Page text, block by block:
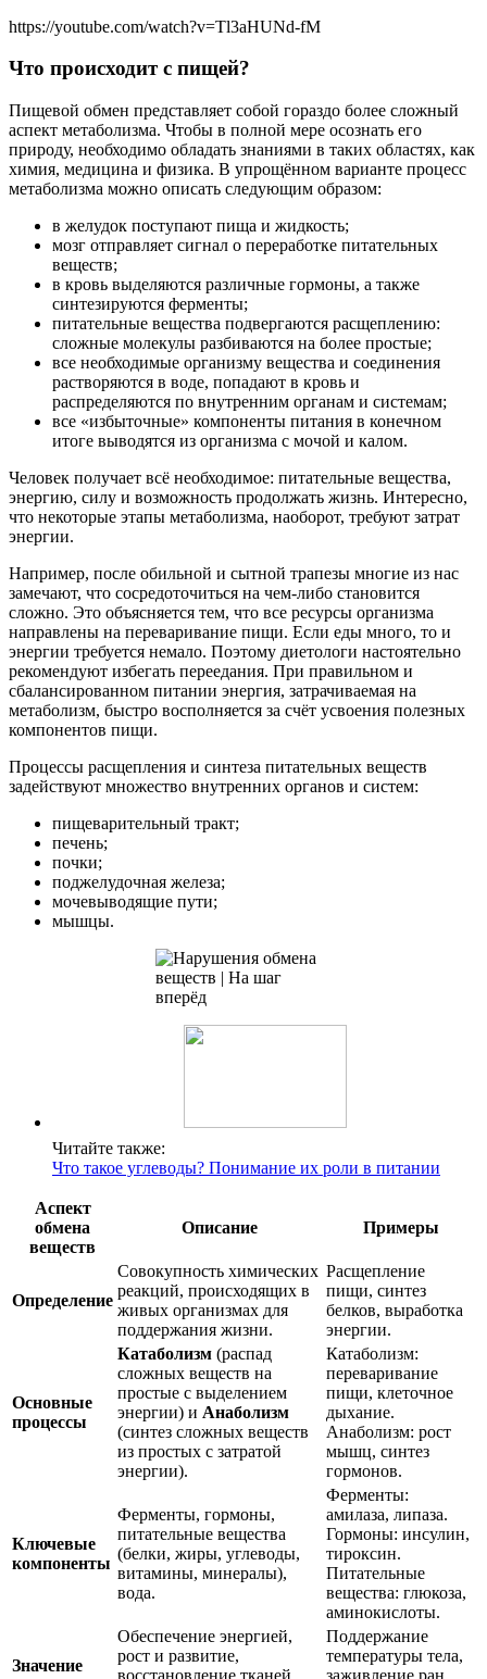
https://youtube.com/watch?v=Tl3aHUNd-fM
Что происходит с пищей?
Пищевой обмен представляет собой гораздо более сложный
аспект метаболизма. Чтобы в полной мере осознать его
природу, необходимо обладать знаниями в таких областях, как
химия, медицина и физика. В упрощённом варианте процесс
метаболизма можно описать следующим образом:
в желудок поступают пища и жидкость;
мозг отправляет сигнал о переработке питательных
веществ;
в кровь выделяются различные гормоны, а также
синтезируются ферменты;
питательные вещества подвергаются расщеплению:
сложные молекулы разбиваются на более простые;
все необходимые организму вещества и соединения
растворяются в воде, попадают в кровь и
распределяются по внутренним органам и системам;
все «избыточные» компоненты питания в конечном
итоге выводятся из организма с мочой и калом.
Человек получает всё необходимое: питательные вещества,
энергию, силу и возможность продолжать жизнь. Интересно,
что некоторые этапы метаболизма, наоборот, требуют затрат
энергии.
Например, после обильной и сытной трапезы многие из нас
замечают, что сосредоточиться на чем-либо становится
сложно. Это объясняется тем, что все ресурсы организма
направлены на переваривание пищи. Если еды много, то и
энергии требуется немало. Поэтому диетологи настоятельно
рекомендуют избегать переедания. При правильном и
сбалансированном питании энергия, затрачиваемая на
метаболизм, быстро восполняется за счёт усвоения полезных
компонентов пищи.
Процессы расщепления и синтеза питательных веществ
задействуют множество внутренних органов и систем:
пищеварительный тракт;
печень;
почки;
поджелудочная железа;
мочевыводящие пути;
мышцы.
Читайте также:
Что такое углеводы? Понимание их роли в питании
Аспект
обмена
веществ
Описание Примеры
Определение
Совокупность химических
реакций, происходящих в
живых организмах для
поддержания жизни.
Расщепление
пищи, синтез
белков, выработка
энергии.
Основные
процессы
Катаболизм (распад
сложных веществ на
простые с выделением
энергии) и Анаболизм
(синтез сложных веществ
из простых с затратой
энергии).
Катаболизм:
переваривание
пищи, клеточное
дыхание.
Анаболизм: рост
мышц, синтез
гормонов.
Ключевые
компоненты
Ферменты, гормоны,
питательные вещества
(белки, жиры, углеводы,
витамины, минералы),
вода.
Ферменты:
амилаза, липаза.
Гормоны: инсулин,
тироксин.
Питательные
вещества: глюкоза,
аминокислоты.
Значение
Обеспечение энергией,
рост и развитие,
Поддержание
температуры тела,